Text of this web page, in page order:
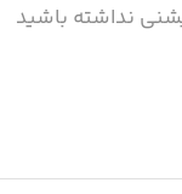
نداشته باشید